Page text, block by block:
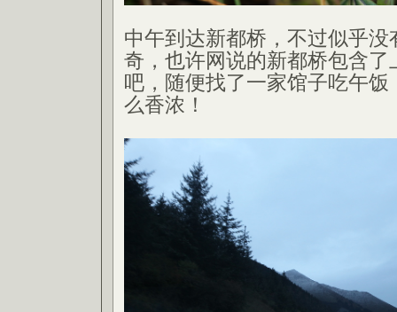
中午到达新都桥，不过似乎
奇，也许网说的新都桥包含了
吧，随便找了一家馆子吃午
么香浓！